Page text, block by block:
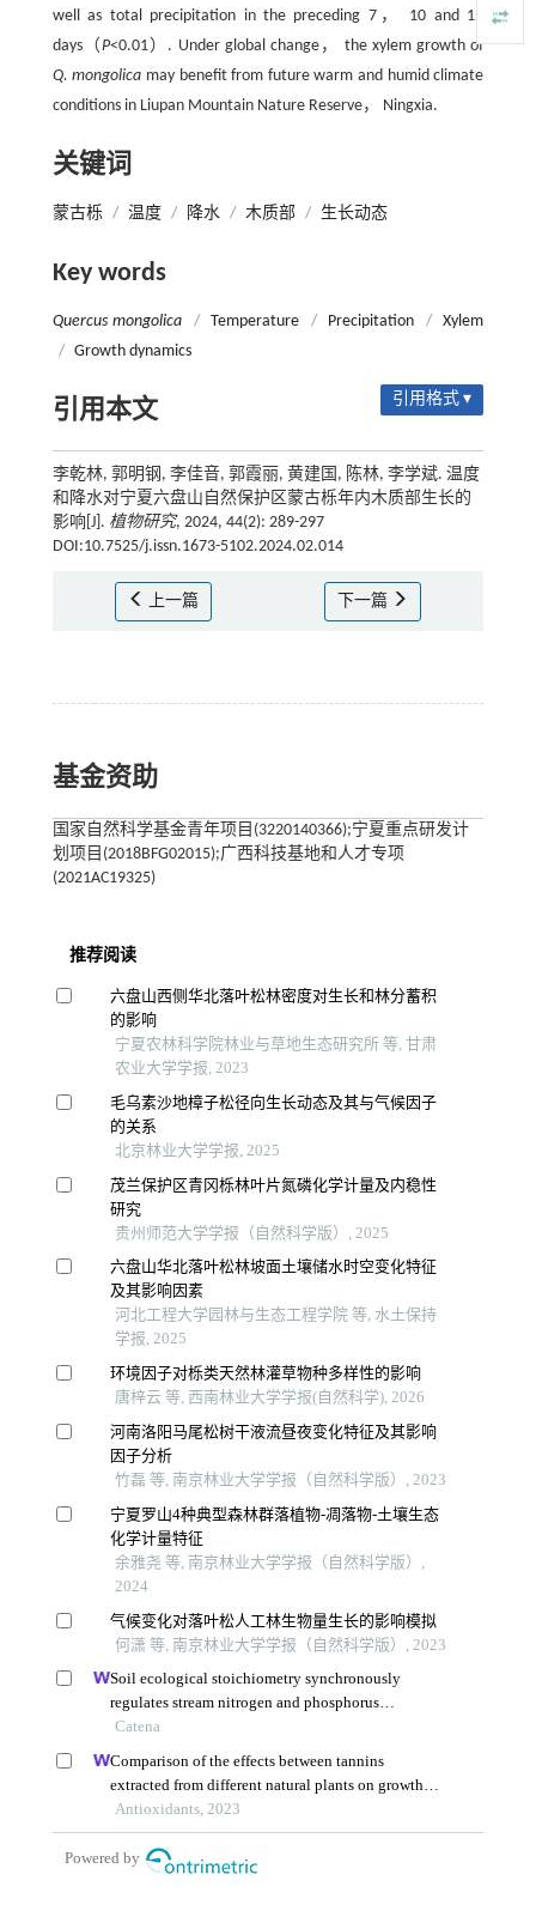
well as total precipitation in the preceding 7， 10 and 15
days（P<0.01）. Under global change， the xylem growth of
Q. mongolica may benefit from future warm and humid climate
conditions in Liupan Mountain Nature Reserve， Ningxia.
关键词
蒙古栎 / 温度 / 降水 / 木质部 / 生长动态
Key words
Quercus mongolica / Temperature / Precipitation /
Xylem
/ Growth dynamics
引用本文 引用格式 ▾
李乾林, 郭明钢, 李佳音, 郭霞丽, 黄建国, 陈林, 李学斌. 温度
和降水对宁夏六盘山自然保护区蒙古栎年内木质部生长的
影响[J]. 植物研究, 2024, 44(2): 289-297
DOI:10.7525/j.issn.1673-5102.2024.02.014
上一篇 下一篇
基金资助
国家自然科学基金青年项目(3220140366);宁夏重点研发计
划项目(2018BFG02015);广西科技基地和人才专项
(2021AC19325)